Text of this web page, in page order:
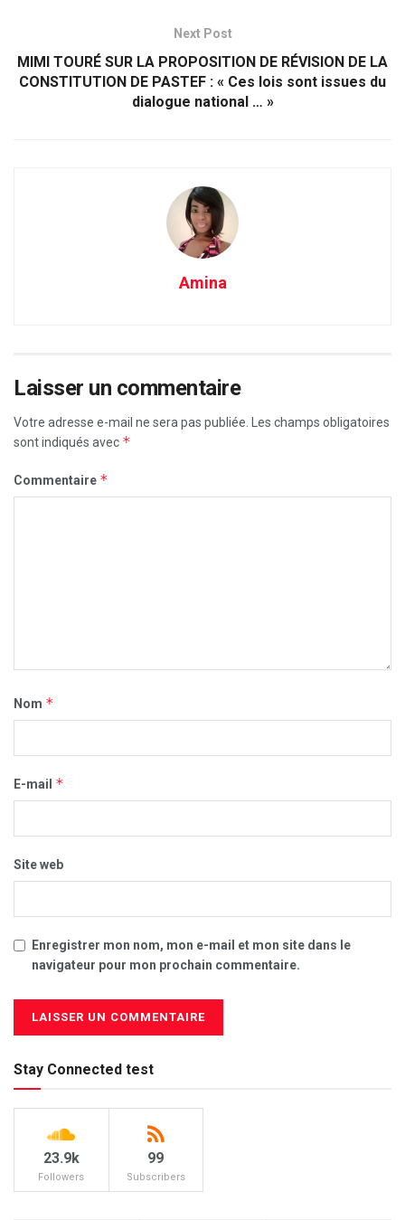
Next Post
MIMI TOURÉ SUR LA PROPOSITION DE RÉVISION DE LA
CONSTITUTION DE PASTEF : « Ces lois sont issues du
dialogue national … »
Amina
Laisser un commentaire
Votre adresse e-mail ne sera pas publiée.
Les champs obligatoires
sont indiqués avec *
Commentaire *
Nom *
E-mail *
Site web
Enregistrer mon nom, mon e-mail et mon site dans le
navigateur pour mon prochain commentaire.
Stay Connected test
23.9k
Followers
99
Subscribers